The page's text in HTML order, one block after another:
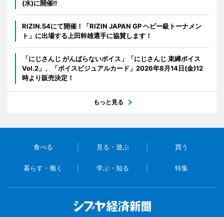
(水)に開催!!
RIZIN.54にて開催！「RIZIN JAPAN GP ヘビー級トーナメン
ト」に出場する上田幹雄選手に協賛します！
「にじさんじ がんばらないボイス」「にじさんじ 束縛ボイス
Vol.2」、「ボイスビジュアルカード」2026年8月14日(金)12
時より販売決定！
もっと見る
食べる 見る・遊ぶ 買う
暮らす・働く 学ぶ・知る 特集